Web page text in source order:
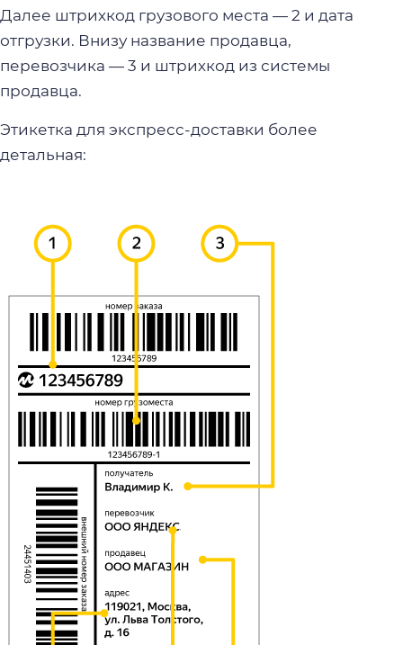
Далее штрихкод грузового места — 2 и дата
отгрузки. Внизу название продавца,
перевозчика — 3 и штрихкод из системы
продавца.
Этикетка для экспресс-доставки более
детальная: